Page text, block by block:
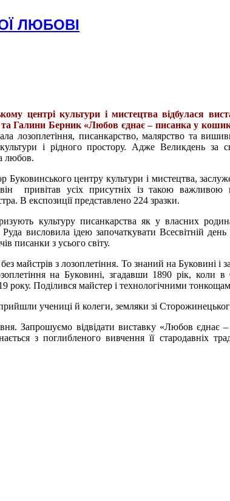
ЛЮБОВІ
центрі культури і мистецтва відбулася
Галини Берник «Любов єднає – писанка у
лозоплетіння, писанкарство, малярство та
і рідного простору. Адже Великдень за
любов.
Буковинського центру культури і мистецтва,
привітав усіх присутніх із такою важливою
В експозиції представлено 224 зразки.
культуру писанкарства як у власних
висловила ідею започаткувати Всесвітній
писанки з усього світу.
майстрів з лозоплетіння. То знаний на Буковині і
на Буковині, згадавши 1890 рік, коли
року. Поділився майстер і технологічними
учениці й колеги, земляки зі
. Запрошуємо відвідати виставку «Любов єднає
з поглибленого вивчення її стародавніх